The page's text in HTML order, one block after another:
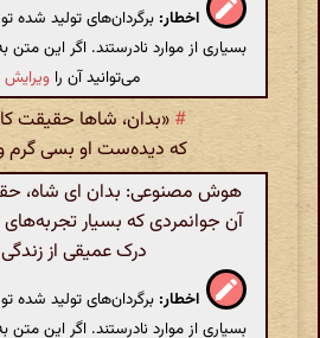
اخطار: برگردان‌های تولید
بسیاری از موارد نادرستند. اگر این
می‌توانید آن را ویرایش
# «بدان، شاها حقیقت
که دیده‌ست او بسی گرم
هوش مصنوعی: بدان ای شاه،
آن جوانمردی که بسیار تجربه‌های
درک عمیقی از زندگی
اخطار: برگردان‌های تولید
بسیاری از موارد نادرستند. اگر این